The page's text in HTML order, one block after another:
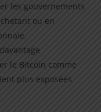
les gouvernements
ou en
le Bitcoin comme
plus exposées